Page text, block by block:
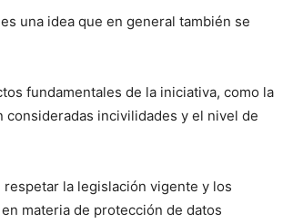
una idea que en general también se
fundamentales de la iniciativa, como la
incivilidades y el nivel de
la legislación vigente y los
materia de protección de datos